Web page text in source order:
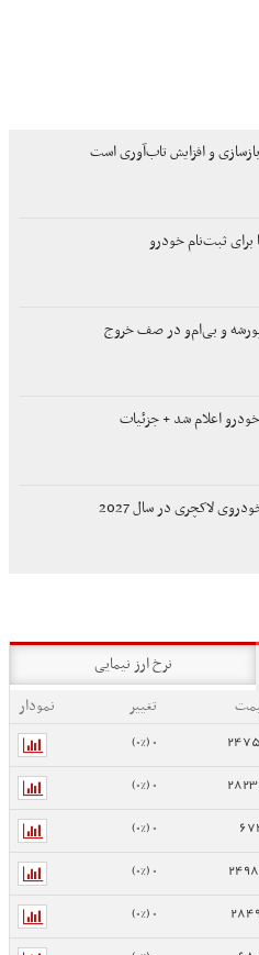
و افزایش تاب‌آوری است
ثبت‌نام خودرو
و بی‌ام‌و در صف خروج
اعلام شد + جزئیات
لاکچری در سال 2027
نرخ ارز نیمایی
تغییر
نمودار
0 (0%)
0 (0%)
0 (0%)
0 (0%)
0 (0%)